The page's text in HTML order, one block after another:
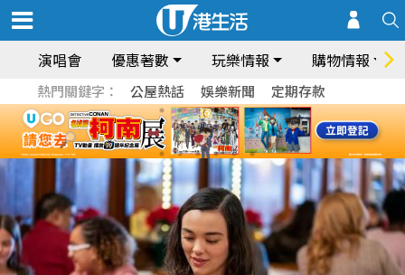
演唱會 優惠著數 玩樂情報 購物情報
熱門關鍵字： 公屋熱話 娛樂新聞 定期存款